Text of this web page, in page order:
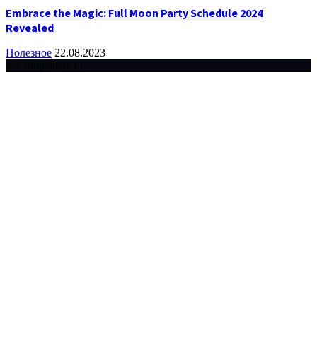
Embrace the Magic: Full Moon Party Schedule 2024
Revealed
Полезное 22.08.2023